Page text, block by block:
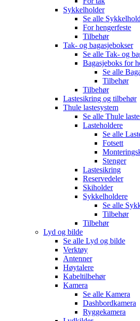
Sykkelholder
Se alle
For hengerfeste
Tilbehør
Tak- og bagasjebokser
Se alle Tak- og
Bagasjeboks for
Se alle
Tilbehør
Tilbehør
Lastesikring og tilbehør
Thule lastesystem
Se alle Thule
Lasteholdere
Se alle
Fotsett
Stenger
Lastesikring
Reservedeler
Skiholder
Sykkelholdere
Se alle
Tilbehør
Tilbehør
Lyd og bilde
Se alle Lyd og bilde
Verktøy
Antenner
Høytalere
Kabeltilbehør
Kamera
Se alle Kamera
Dashbordkamera
Ryggekamera